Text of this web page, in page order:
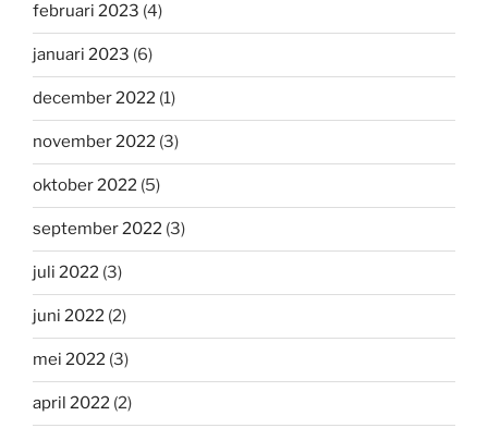
februari 2023 (4)
januari 2023 (6)
december 2022 (1)
november 2022 (3)
oktober 2022 (5)
september 2022 (3)
juli 2022 (3)
juni 2022 (2)
mei 2022 (3)
april 2022 (2)